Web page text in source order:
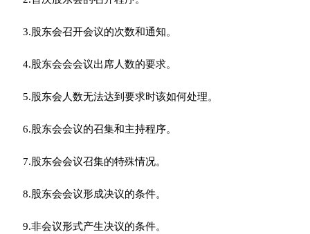
3.股东会召开会议的次数和通知。
4.股东会会会议出席人数的要求。
5.股东会人数无法达到要求时该如何处理。
6.股东会会议的召集和主持程序。
7.股东会会议召集的特殊情况。
8.股东会会议形成决议的条件。
9.非会议形式产生决议的条件。